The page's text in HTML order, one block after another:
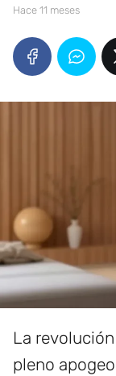
hace 11 meses
La
pleno